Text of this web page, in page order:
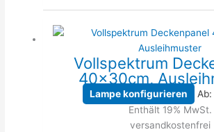
Vollspektrum
40x30cm,
Lampe konfigurieren Ab:
Enthält 19% MwSt.
versandkostenfrei